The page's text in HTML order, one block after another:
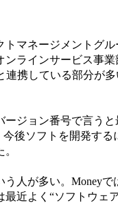
マネージメントグル
ラインサービス事業
連携している部分が
ジョン番号で言う
後ソフトを開発する
人が多い。Moneyで
近よく“ソフトウェ